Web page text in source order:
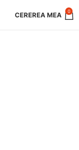
0